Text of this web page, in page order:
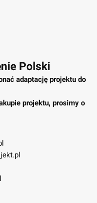
Polski
adaptację projektu do
projektu, prosimy o